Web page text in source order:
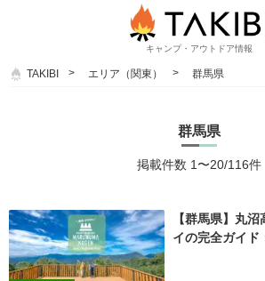
キャンプ・アウトドア情報
TAKIBI エリア（関東） 群馬県
群馬県
掲載件数 1〜20/116件
【群馬県】丸
イの完全ガイ